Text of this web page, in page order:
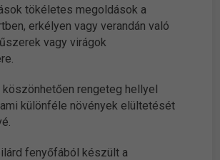
tökéletes megoldások a
erkélyen vagy verandán való
vagy virágok
köszönhetően rengeteg hellyel
különféle növények elültetését
fenyőfából készült a